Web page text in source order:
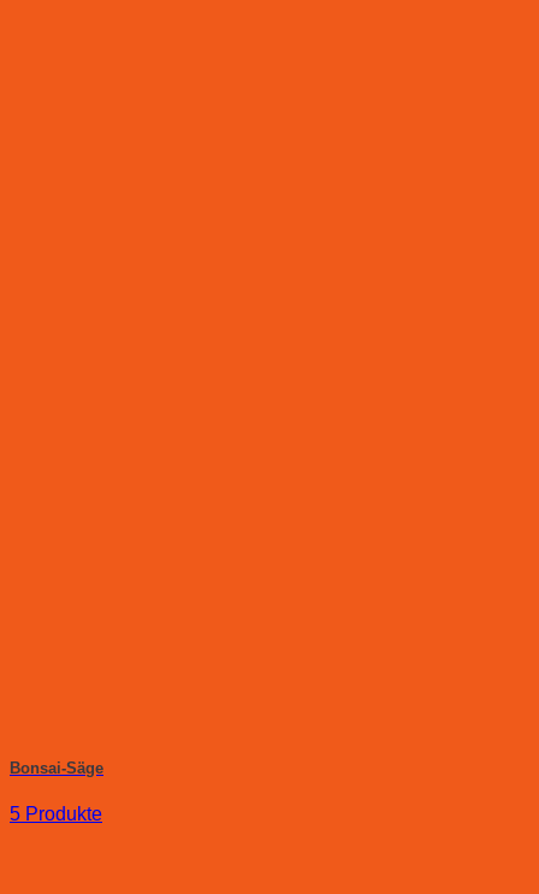
Bonsai-Säge
5 Produkte